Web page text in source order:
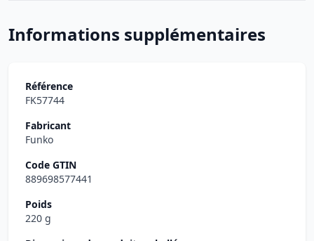
Informations supplémentaires
Référence
FK57744
Fabricant
Funko
Code GTIN
889698577441
Poids
220 g